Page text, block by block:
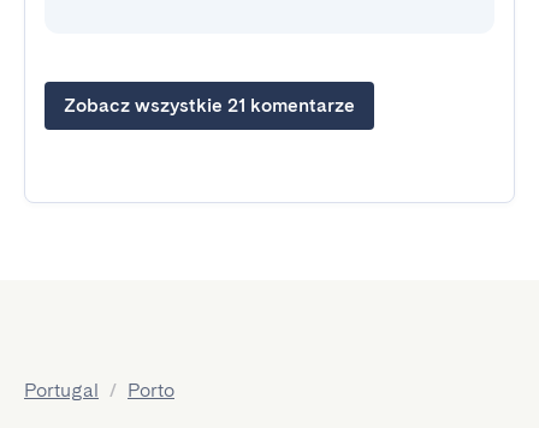
Zobacz wszystkie 21 komentarze
Portugal / Porto